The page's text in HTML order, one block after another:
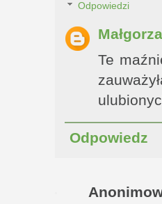
Odpowiedzi
Te
Odpowiedz